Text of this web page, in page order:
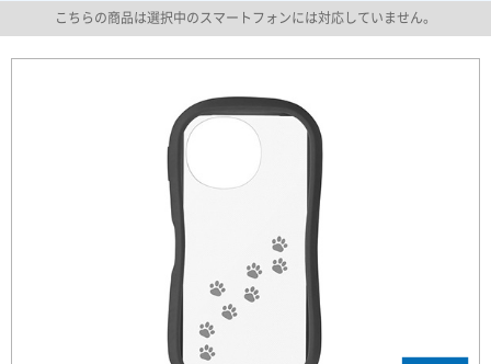
こちらの商品は選択中のスマートフォンには対応していません。